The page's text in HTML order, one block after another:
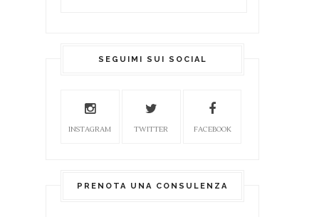
SEGUIMI SUI SOCIAL
INSTAGRAM TWITTER FACEBOOK
PRENOTA UNA CONSULENZA